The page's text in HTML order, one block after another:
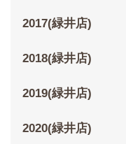
2017(緑井店)
2018(緑井店)
2019(緑井店)
2020(緑井店)